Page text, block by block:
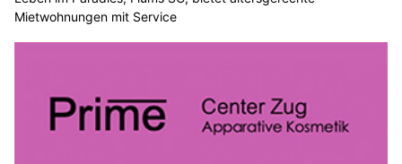
Mietwohnungen mit Service